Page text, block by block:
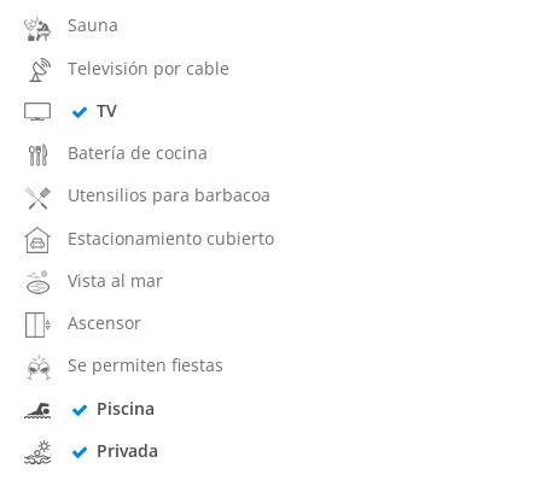
Sauna
Televisión por cable
TV
Batería de cocina
Utensilios para barbacoa
Estacionamiento cubierto
Vista al mar
Ascensor
Se permiten fiestas
Piscina
Privada